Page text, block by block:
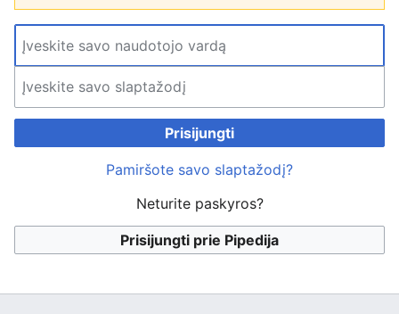
Prisijungti
Pamiršote savo slaptažodį?
Neturite paskyros?
Prisijungti prie Pipedija